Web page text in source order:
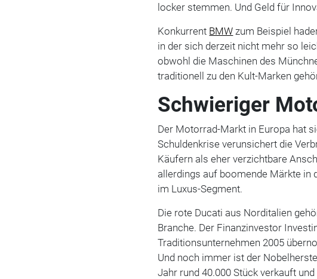
locker stemmen. Und Geld für
Konkurrent BMW zum Beispiel
in der sich derzeit nicht mehr so
obwohl die Maschinen des
traditionell zu den Kult-Marken
Schwieriger
Der Motorrad-Markt in Europa hat
Schuldenkrise verunsichert die
Käufern als eher verzichtbare
allerdings auf boomende Märkte in
im Luxus-Segment.
Die rote Ducati aus Norditalien
Branche. Der Finanzinvestor
Traditionsunternehmen 2005
Und noch immer ist der
Jahr rund 40.000 Stück verkauft und